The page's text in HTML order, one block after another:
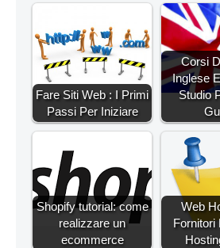
Fare Siti Web : I Primi
Passi Per Iniziare
Corsi
Inglese
Studio
Shopify tutorial: come
realizzare un
ecommerce
Web
Fornitori